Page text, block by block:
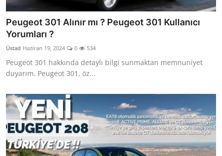
Peugeot 301 Alınır mı ? Peugeot 301 Kullanıcı
Yorumları ?
Üstad Haziran 19, 2024 0 534
Peugeot 301 hakkında detaylı bilgi sunmaktan memnuniyet
duyarım. Peugeot 301, öz...